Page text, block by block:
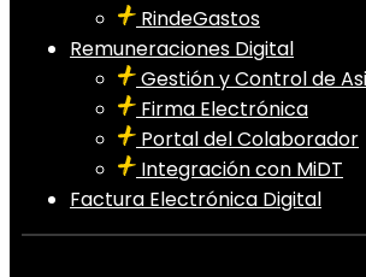
RindeGastos
Remuneraciones Digital
Gestión y Control de
Firma Electrónica
Portal del Colaborador
Integración con MiDT
Factura Electrónica Digital